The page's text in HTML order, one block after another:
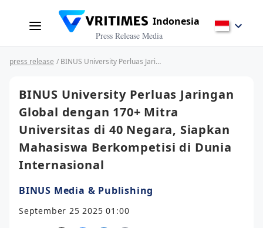
Indonesia
Press Release Media
press release / BINUS University Perluas Jaringan Global dengan 170+ Mitra Universitas di 40 Negara, Siapkan Mahasiswa Berkompetisi di Dunia Internasional
BINUS University Perluas Jaringan
Global dengan 170+ Mitra
Universitas di 40 Negara, Siapkan
Mahasiswa Berkompetisi di Dunia
Internasional
BINUS Media & Publishing
September 25 2025 01:00